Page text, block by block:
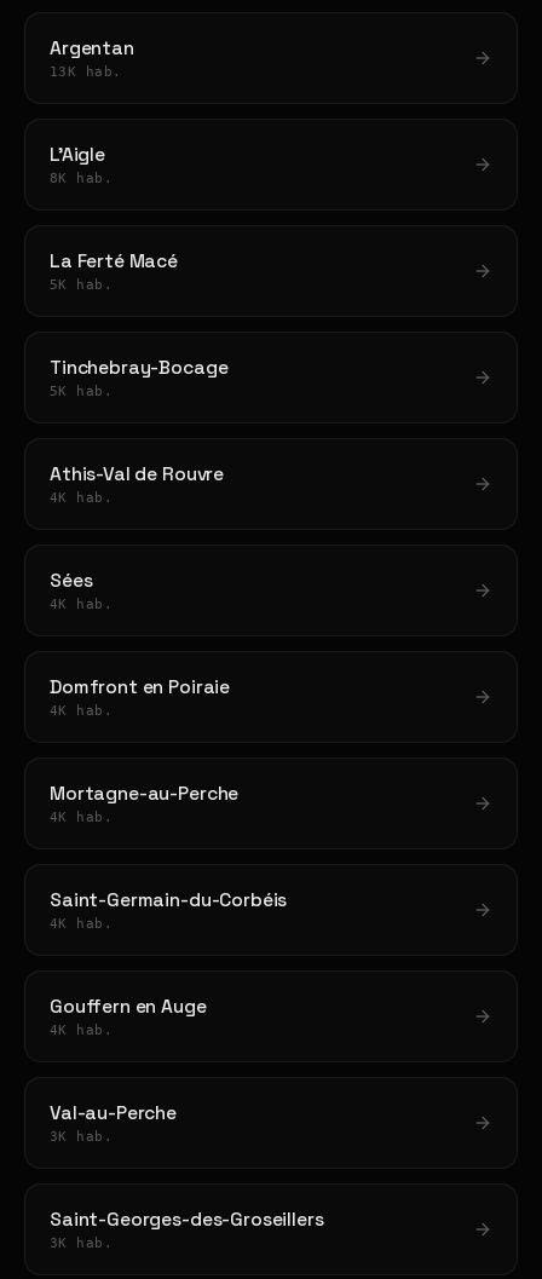
Argentan
13K hab.
L'Aigle
8K hab.
La Ferté Macé
5K hab.
Tinchebray-Bocage
5K hab.
Athis-Val de Rouvre
4K hab.
Sées
4K hab.
Domfront en Poiraie
4K hab.
Mortagne-au-Perche
4K hab.
Saint-Germain-du-Corbéis
4K hab.
Gouffern en Auge
4K hab.
Val-au-Perche
3K hab.
Saint-Georges-des-Groseillers
3K hab.